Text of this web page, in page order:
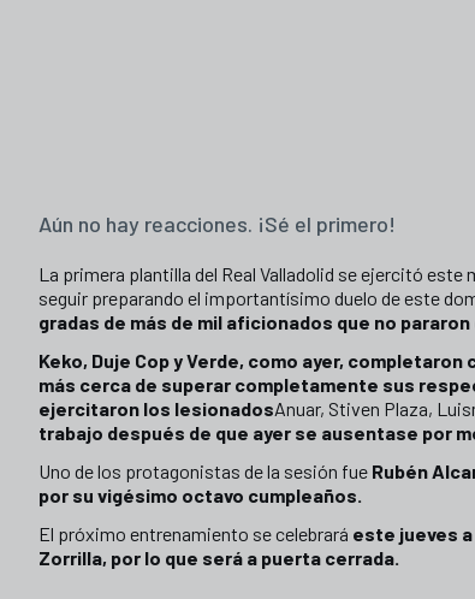
Aún no hay reacciones. ¡Sé el primero!
La primera plantilla del Real Valladolid se ejercitó
seguir preparando el importantísimo duelo de este
gradas de más de mil aficionados que no
Keko, Duje Cop y Verde, como ayer, completaron
más cerca de superar completamente sus
ejercitaron los lesionadosAnuar, Stiven Plaza,
trabajo después de que ayer se ausentase por
Uno de los protagonistas de la sesión fue Rubén
por su vigésimo octavo cumpleaños.
El próximo entrenamiento se celebrará este jueves
Zorrilla, por lo que será a puerta cerrada.